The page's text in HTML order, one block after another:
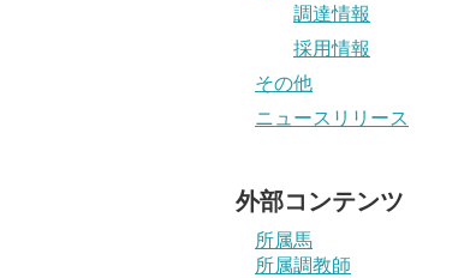
調達情報
採用情報
その他
ニュースリリース
外部コンテンツ
所属馬
所属調教師